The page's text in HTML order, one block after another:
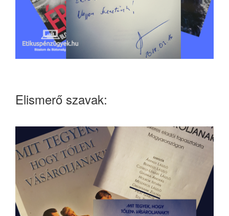
Elismerő szavak: